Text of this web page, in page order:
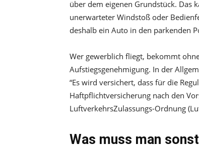
über dem eigenen Grundstück. Das
unerwarteter Windstoß oder
deshalb ein Auto in den parkenden
Wer gewerblich fliegt, bekommt
Aufstiegsgenehmigung. In der
“Es wird versichert, dass für die
Haftpflichtversicherung nach den
LuftverkehrsZulassungs-Ordnung
Was muss man